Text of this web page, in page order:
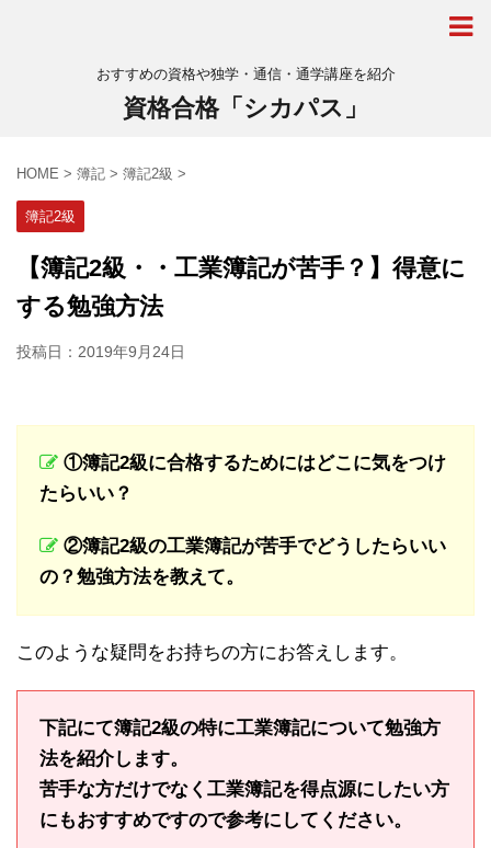
おすすめの資格や独学・通信・通学講座を紹介
資格合格「シカパス」
HOME > 簿記 > 簿記2級 >
簿記2級
【簿記2級・・工業簿記が苦手？】得意に
する勉強方法
投稿日： 2019年9月24日
①簿記2級に合格するためにはどこに気をつけ
たらいい？
②簿記2級の工業簿記が苦手でどうしたらいい
の？勉強方法を教えて。
このような疑問をお持ちの方にお答えします。
下記にて簿記2級の特に工業簿記について勉強方
法を紹介します。
苦手な方だけでなく工業簿記を得点源にしたい方
にもおすすめですので参考にしてください。